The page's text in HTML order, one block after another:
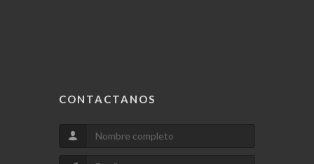
CONTACTANOS